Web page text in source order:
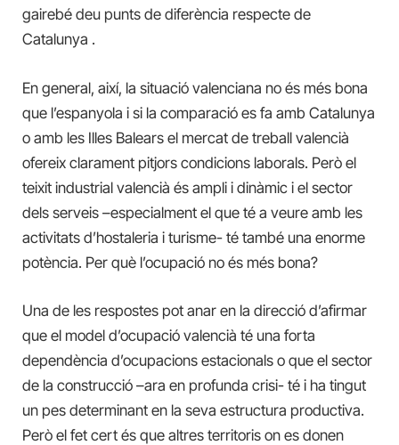
gairebé deu punts de diferència respecte de
Catalunya .
En general, així, la situació valenciana no és més bona
que l’espanyola i si la comparació es fa amb Catalunya
o amb les Illes Balears el mercat de treball valencià
ofereix clarament pitjors condicions laborals. Però el
teixit industrial valencià és ampli i dinàmic i el sector
dels serveis –especialment el que té a veure amb les
activitats d’hostaleria i turisme- té també una enorme
potència. Per què l’ocupació no és més bona?
Una de les respostes pot anar en la direcció d’afirmar
que el model d’ocupació valencià té una forta
dependència d’ocupacions estacionals o que el sector
de la construcció –ara en profunda crisi- té i ha tingut
un pes determinant en la seva estructura productiva.
Però el fet cert és que altres territoris on es donen